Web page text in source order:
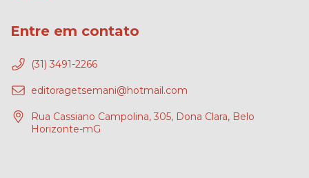
Entre em contato
(31) 3491-2266
editoragetsemani@hotmail.com
Rua Cassiano Campolina, 305, Dona Clara, Belo
Horizonte-mG